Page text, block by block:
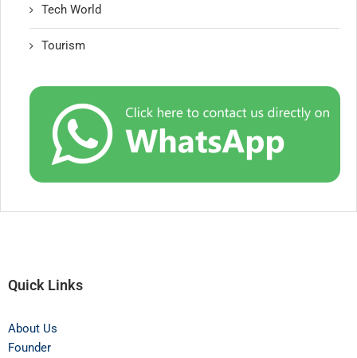
Tech World
Tourism
Quick Links
About Us
Founder